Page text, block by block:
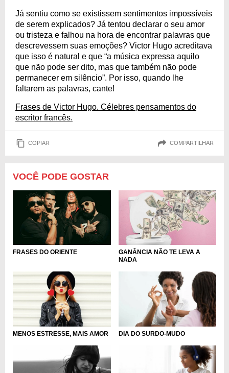
Já sentiu como se existissem sentimentos impossíveis
de serem explicados? Já tentou declarar o seu amor
ou tristeza e falhou na hora de encontrar palavras que
descrevessem suas emoções? Victor Hugo acreditava
que isso é natural e que “a música expressa aquilo
que não pode ser dito, mas que também não pode
permanecer em silêncio”. Por isso, quando lhe
faltarem as palavras, cante!
Frases de Victor Hugo. Célebres pensamentos do
escritor francês.
COPIAR COMPARTILHAR
VOCÊ PODE GOSTAR
FRASES DO ORIENTE
GANÂNCIA NÃO TE LEVA A
NADA
MENOS ESTRESSE, MAIS AMOR DIA DO SURDO-MUDO